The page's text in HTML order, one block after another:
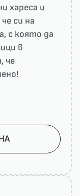
харесa и
си на
с която да
в
че